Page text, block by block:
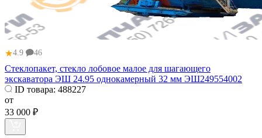
★4.9 46
Стеклопакет, стекло лобовое малое для шагающего
экскаватора ЭШ 24.95 однокамерный 32 мм ЭШ249554002
ID товара: 488227
от
33 000 ₽